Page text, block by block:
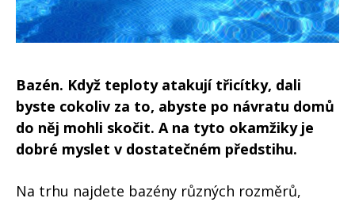
Bazén. Když teploty atakují třicítky, dali
byste cokoliv za to, abyste po návratu domů
do něj mohli skočit. A na tyto okamžiky je
dobré myslet v dostatečném předstihu.
Na trhu najdete bazény různých rozměrů,